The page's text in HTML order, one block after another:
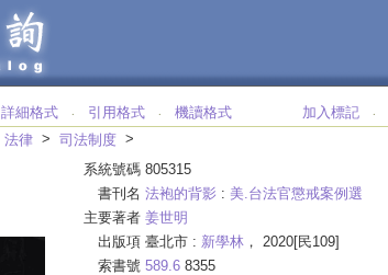
詳細格式 ‧ 引用格式 ‧ 機讀格式 加入標記 ‧
法律 > 司法制度 >
系統號碼 805315
書刊名 法袍的背影 : 美.台法官懲戒案例選
主要著者 姜世明
出版項 臺北市 : 新學林 ， 2020[民109]
索書號 589.6 8355